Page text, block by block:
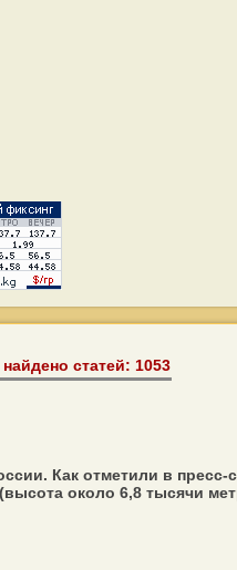
статей: 1053
Как отметили в
около 6,8 тысячи